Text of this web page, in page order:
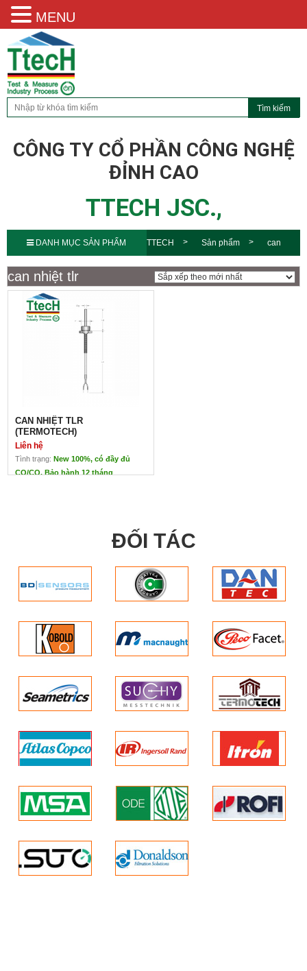
CÔNG TY CỔ PHẦN CÔNG NGHỆ
ĐỈNH CAO
TTECH JSC.,
DANH MỤC SẢN PHẨM TTECH Sản phẩm can
nhiệt tlr
can nhiệt tlr
CAN NHIỆT TLR
(TERMOTECH)
Liên hệ
Tình trạng: New 100%, có đầy đủ
CO/CQ. Bảo hành 12 tháng
ứng dụng: Đo nhiệt độ –
tạo tín hiệu dòng điện
Nhiệt độ hoạt động: Tùy
thuộc vào loại cáp
Độ chính xác:
EN 60584-2 Cấp 2
Ansi Mc.96.1 cấp STD
ĐỐI TÁC
MENU